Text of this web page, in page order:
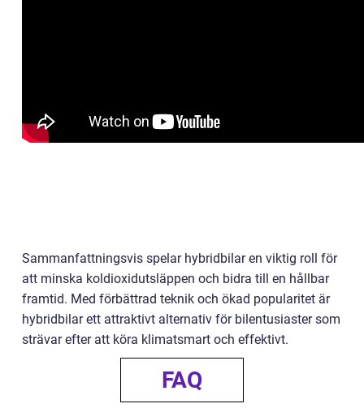
Sammanfattningsvis spelar hybridbilar en viktig roll för
att minska koldioxidutsläppen och bidra till en hållbar
framtid. Med förbättrad teknik och ökad popularitet är
hybridbilar ett attraktivt alternativ för bilentusiaster som
strävar efter att köra klimatsmart och effektivt.
FAQ